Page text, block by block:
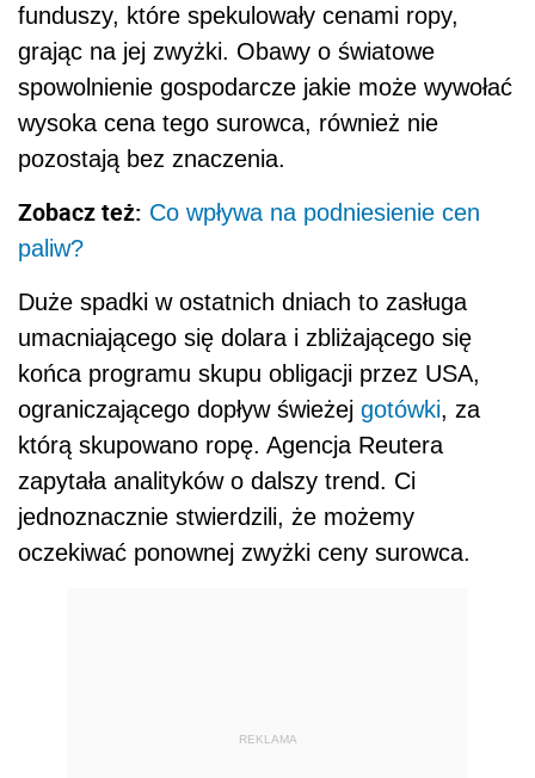
funduszy, które spekulowały cenami ropy,
grając na jej zwyżki. Obawy o światowe
spowolnienie gospodarcze jakie może wywołać
wysoka cena tego surowca, również nie
pozostają bez znaczenia.
Zobacz też: Co wpływa na podniesienie cen
paliw?
Duże spadki w ostatnich dniach to zasługa
umacniającego się dolara i zbliżającego się
końca programu skupu obligacji przez USA,
ograniczającego dopływ świeżej gotówki, za
którą skupowano ropę. Agencja Reutera
zapytała analityków o dalszy trend. Ci
jednoznacznie stwierdzili, że możemy
oczekiwać ponownej zwyżki ceny surowca.
REKLAMA